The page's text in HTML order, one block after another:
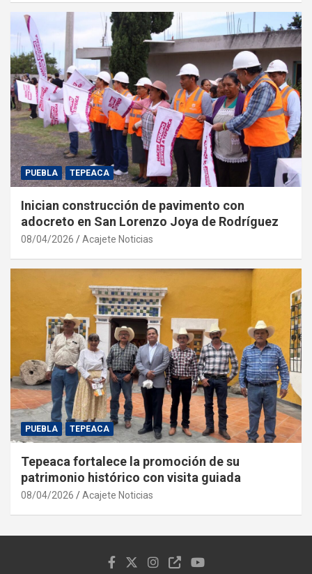
PUEBLA TEPEACA
Inician construcción de pavimento con
adocreto en San Lorenzo Joya de Rodríguez
08/04/2026 Acajete Noticias
PUEBLA TEPEACA
Tepeaca fortalece la promoción de su
patrimonio histórico con visita guiada
08/04/2026 Acajete Noticias